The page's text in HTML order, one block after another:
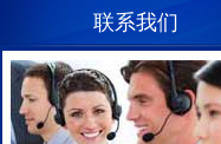
联系我们